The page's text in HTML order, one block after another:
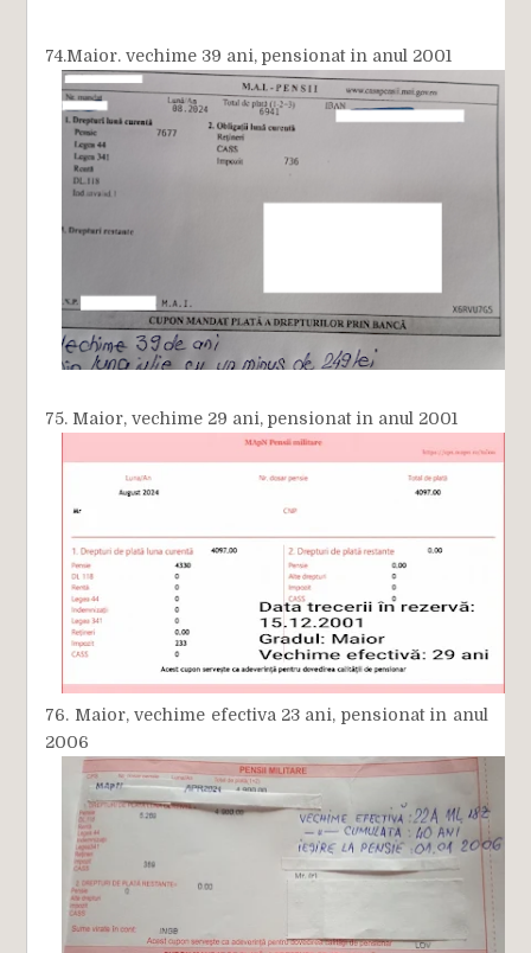
74.Maior. vechime 39 ani, pensionat in anul 2001
75. Maior, vechime 29 ani, pensionat in anul 2001
76. Maior, vechime efectiva 23 ani, pensionat in anul
2006